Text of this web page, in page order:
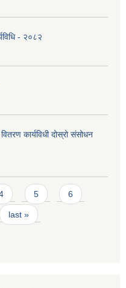
- २०८२
कार्यविधी दोस्रो संसोधन
5 6
last »